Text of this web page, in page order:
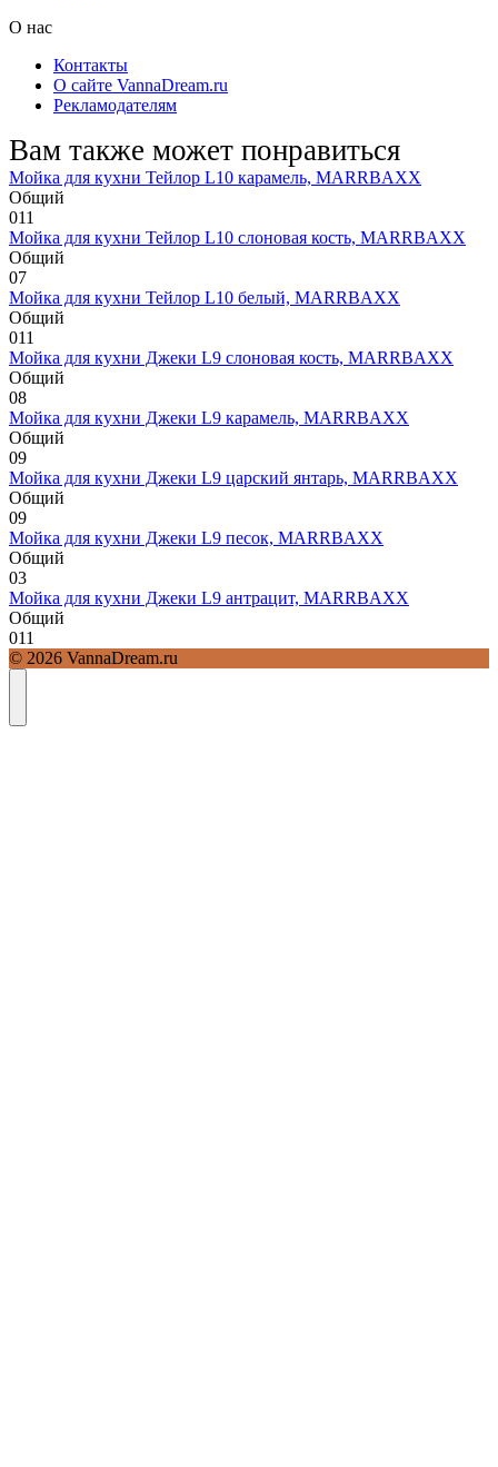
О нас
Контакты
О сайте VannaDream.ru
Рекламодателям
Вам также может понравиться
Мойка для кухни Тейлор L10 карамель, MARRBAXX
Общий
011
Мойка для кухни Тейлор L10 слоновая кость, MARRBAXX
Общий
07
Мойка для кухни Тейлор L10 белый, MARRBAXX
Общий
011
Мойка для кухни Джеки L9 слоновая кость, MARRBAXX
Общий
08
Мойка для кухни Джеки L9 карамель, MARRBAXX
Общий
09
Мойка для кухни Джеки L9 царский янтарь, MARRBAXX
Общий
09
Мойка для кухни Джеки L9 песок, MARRBAXX
Общий
03
Мойка для кухни Джеки L9 антрацит, MARRBAXX
Общий
011
© 2026 VannaDream.ru